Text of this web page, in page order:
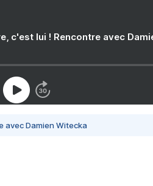
c'est lui ! Rencontre avec
avec Damien Witecka